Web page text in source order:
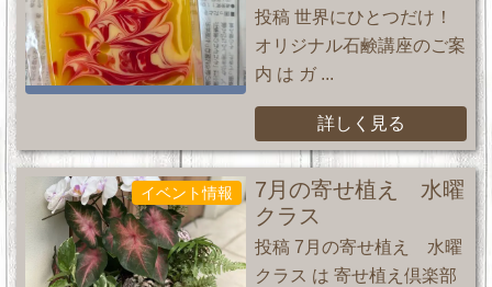
投稿 世界にひとつだけ！
オリジナル石鹸講座のご案
内 は ガ ...
詳しく見る
イベント情報
7月の寄せ植え 水曜
クラス
投稿 7月の寄せ植え 水曜
クラス は 寄せ植え倶楽部